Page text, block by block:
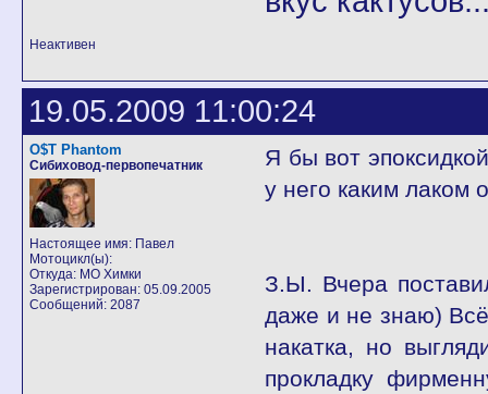
Неактивен
19.05.2009 11:00:24
O$T Phantom
Сибиховод-первопечатник
Настоящее имя: Павел
Мотоцикл(ы):
Откуда: МО Химки
Зарегистрирован: 05.09.2005
Сообщений: 2087
Я бы вот
у него каким лаком
З.Ы. Вчера
даже и не знаю) Всё
накатка, но
прокладку